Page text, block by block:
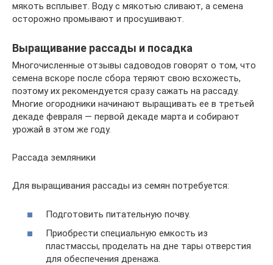
мякоть всплывет. Воду с мякотью сливают, а семена
осторожно промывают и просушивают.
Выращивание рассады и посадка
Многочисленные отзывы садоводов говорят о том, что
семена вскоре после сбора теряют свою всхожесть,
поэтому их рекомендуется сразу сажать на рассаду.
Многие огородники начинают выращивать ее в третьей
декаде февраля — первой декаде марта и собирают
урожай в этом же году.
Рассада земляники
Для выращивания рассады из семян потребуется:
Подготовить питательную почву.
Приобрести специальную емкость из
пластмассы, проделать на дне тары отверстия
для обеспечения дренажа.